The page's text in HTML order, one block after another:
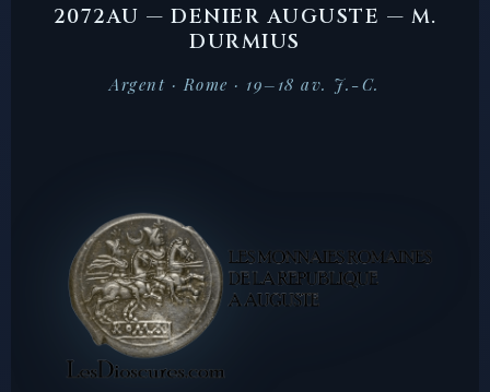
2072AU — DENIER AUGUSTE — M.
DURMIUS
Argent · Rome · 19–18 av. J.-C.